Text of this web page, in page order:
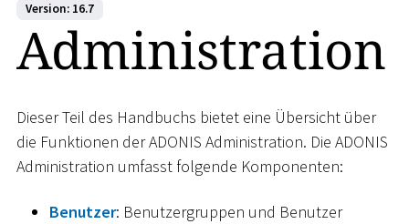
Version: 16.7
Administration
Dieser Teil des Handbuchs bietet eine Übersicht über
die Funktionen der ADONIS Administration. Die ADONIS
Administration umfasst folgende Komponenten:
Benutzer: Benutzergruppen und Benutzer